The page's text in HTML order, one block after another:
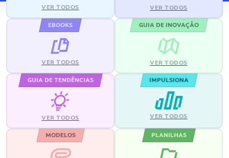
VER TODOS VER TODOS
EBOOKS
VER TODOS
GUIA DE INOVAÇÃO
VER TODOS
GUIA DE TENDÊNCIAS
VER TODOS
IMPULSIONA
VER TODOS
MODELOS PLANILHAS